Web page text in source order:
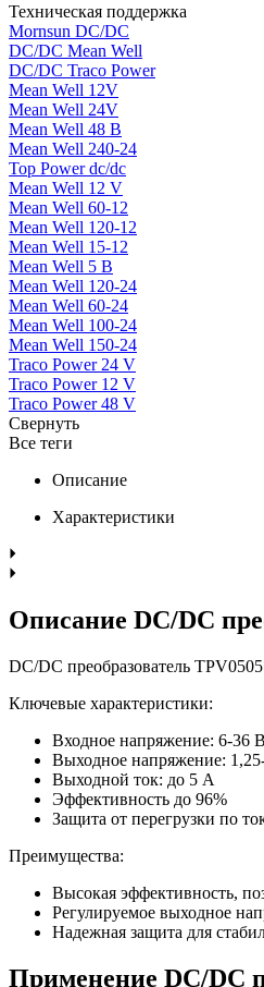
Техническая поддержка
Mornsun DC/DC
DC/DC Mean Well
DC/DC Traco Power
Mean Well 12V
Mean Well 24V
Mean Well 48 В
Mean Well 240-24
Top Power dc/dc
Mean Well 12 V
Mean Well 60-12
Mean Well 120-12
Mean Well 15-12
Mean Well 5 В
Mean Well 120-24
Mean Well 60-24
Mean Well 100-24
Mean Well 150-24
Traco Power 24 V
Traco Power 12 V
Traco Power 48 V
Свернуть
Все теги
Описание
Характеристики
Описание DC/DC
DC/DC преобразователь
Ключевые характеристики:
Входное напряжение: 6-36 В
Выходное напряжение:
Выходной ток: до 5 А
Эффективность до 96%
Защита от перегрузки по
Преимущества:
Высокая эффективность,
Регулируемое выходное
Надежная защита для
Применение DC/DC